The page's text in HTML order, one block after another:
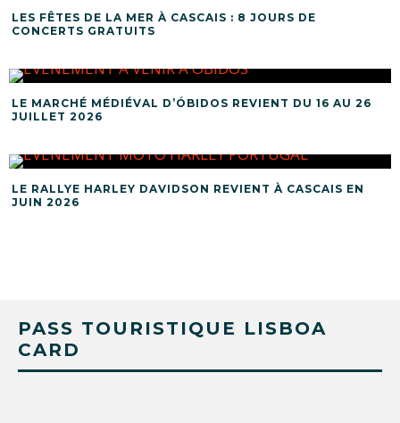
LES FÊTES DE LA MER À CASCAIS : 8 JOURS DE
CONCERTS GRATUITS
LE MARCHÉ MÉDIÉVAL D’ÓBIDOS REVIENT DU 16 AU 26
JUILLET 2026
LE RALLYE HARLEY DAVIDSON REVIENT À CASCAIS EN
JUIN 2026
PASS TOURISTIQUE LISBOA
CARD